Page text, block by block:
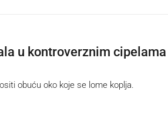
u kontroverznim cipelama
obuću oko koje se lome koplja.